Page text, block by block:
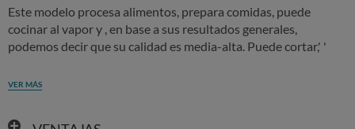
Este modelo procesa alimentos, prepara comidas, puede
cocinar al vapor y , en base a sus resultados generales,
podemos decir que su calidad es media-alta. Puede cortar,' '
VER MÁS